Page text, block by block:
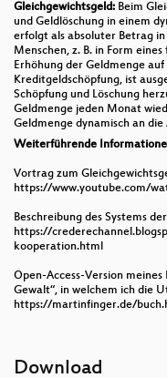
Gleichgewichtsgeld: Beim
und Geldlöschung in einem
erfolgt als absoluter Betrag
Menschen, z. B. in Form
Erhöhung der Geldmenge
Kreditgeldschöpfung, ist
Schöpfung und Löschung
Geldmenge jeden Monat
Geldmenge dynamisch an
Weiterführende
Vortrag zum
https://www.youtube.com/
Beschreibung des Systems
https://
kooperation.html
Open-Access-Version
Gewalt“, in welchem ich die
https://martinfinger.de/
Download